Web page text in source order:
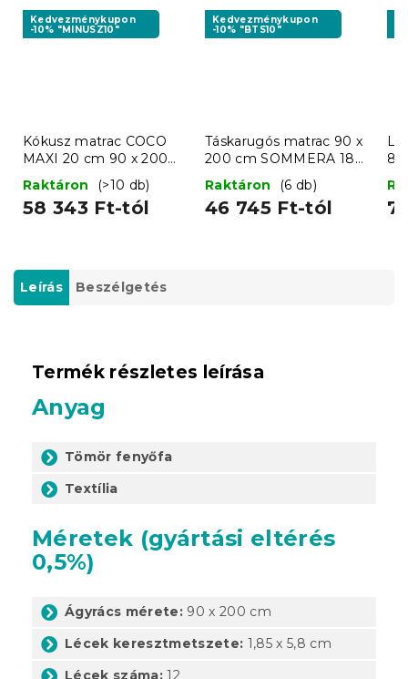
Kedvezménykupon
-10% "MINUSZ10"
Kókusz matrac COCO
MAXI 20 cm 90 x 200
cm
Raktáron (>10 db)
58 343 Ft-tól
Kedvezménykupon
-10% "BTS10"
Táskarugós matrac 90 x
200 cm SOMMERA 18
cm
Raktáron (6 db)
46 745 Ft-tól 7
Leírás Beszélgetés
Termék részletes leírása
Anyag
Tömör fenyőfa
Textília
Méretek (gyártási eltérés
0,5%)
Ágyrács mérete: 90 x 200 cm
Lécek keresztmetszete: 1,85 x 5,8 cm
Lécek száma: 12